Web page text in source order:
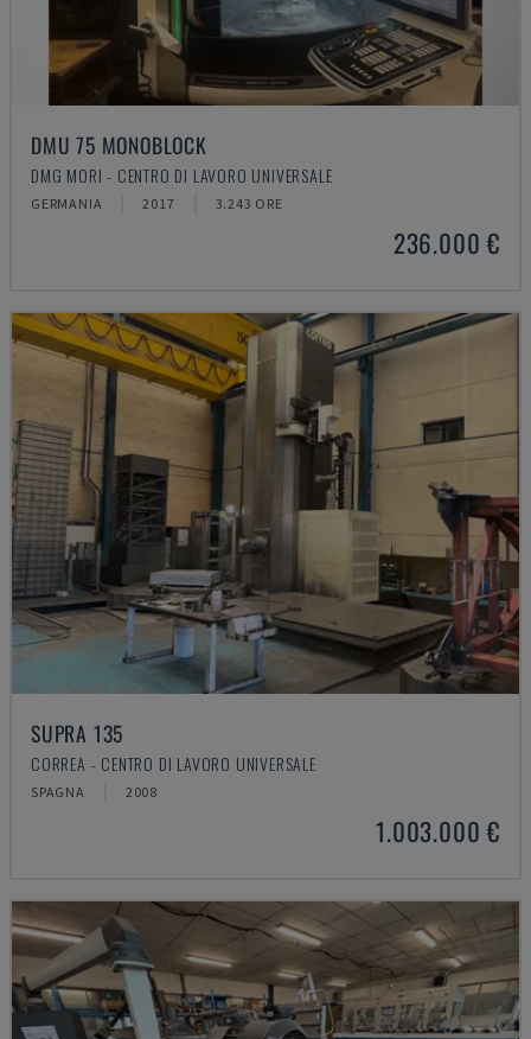
DMU 75 MONOBLOCK
DMG MORI - CENTRO DI LAVORO UNIVERSALE
GERMANIA 2017 3.243 ORE
236.000 €
SUPRA 135
CORREA - CENTRO DI LAVORO UNIVERSALE
SPAGNA 2008
1.003.000 €